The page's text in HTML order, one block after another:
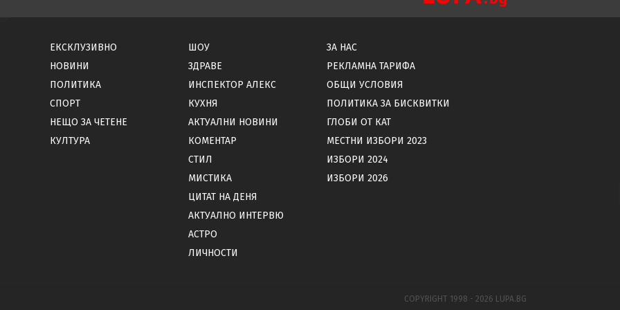
ЕКСКЛУЗИВНО
НОВИНИ
ПОЛИТИКА
СПОРТ
НЕЩО ЗА ЧЕТЕНЕ
КУЛТУРА
ШОУ
ЗДРАВЕ
ИНСПЕКТОР АЛЕКС
КУХНЯ
АКТУАЛНИ НОВИНИ
КОМЕНТАР
СТИЛ
МИСТИКА
ЦИТАТ НА ДЕНЯ
АКТУАЛНО ИНТЕРВЮ
АСТРО
ЛИЧНОСТИ
ЗА НАС
РЕКЛАМНА ТАРИФА
ОБЩИ УСЛОВИЯ
ПОЛИТИКА ЗА БИСКВИТКИ
ГЛОБИ ОТ КАТ
МЕСТНИ ИЗБОРИ 2023
ИЗБОРИ 2024
ИЗБОРИ 2026
COPYRIGHT 1998 - 2026 LUPA.BG